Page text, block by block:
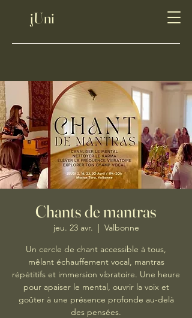
jUni
Chants de mantras
jeu. 23 avr.
  |
Valbonne
Un cercle de chant accessible à tous,
mêlant échauffement vocal, mantras
répétitifs et immersion vibratoire. Une heure
pour apaiser le mental, ouvrir la voix et
goûter à une présence profonde au-delà
des pensées.